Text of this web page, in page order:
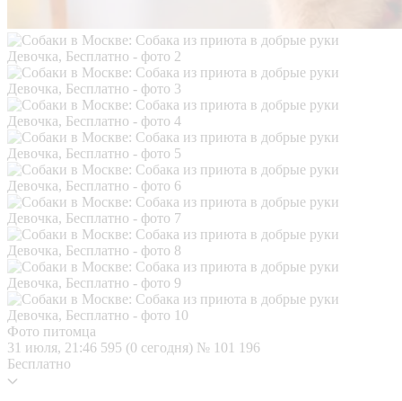
Фото питомца
31 июля, 21:46 595 (0 сегодня) № 101 196
Бесплатно